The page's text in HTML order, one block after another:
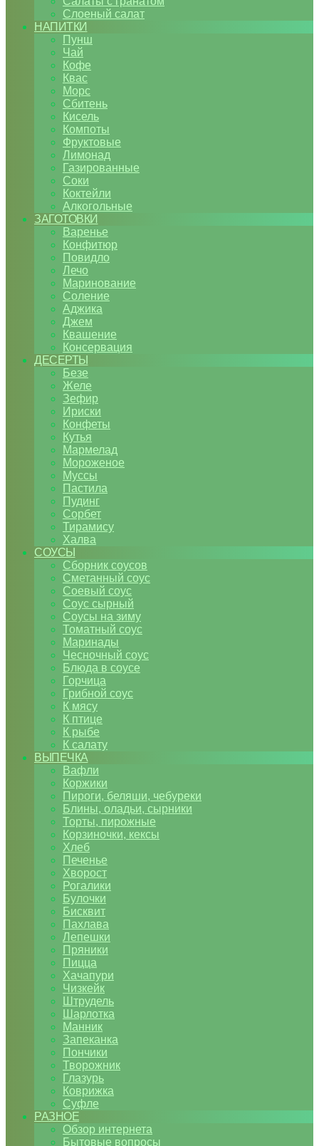
Слоеный салат
НАПИТКИ
Пунш
Чай
Кофе
Квас
Морс
Сбитень
Кисель
Компоты
Фруктовые
Лимонад
Газированные
Соки
Коктейли
Алкогольные
ЗАГОТОВКИ
Варенье
Конфитюр
Повидло
Лечо
Маринование
Соление
Аджика
Джем
Квашение
Консервация
ДЕСЕРТЫ
Безе
Желе
Зефир
Ириски
Конфеты
Кутья
Мармелад
Мороженое
Муссы
Пастила
Пудинг
Сорбет
Тирамису
Халва
СОУСЫ
Сборник соусов
Сметанный соус
Соевый соус
Соус сырный
Соусы на зиму
Томатный соус
Маринады
Чесночный соус
Блюда в соусе
Горчица
Грибной соус
К мясу
К птице
К рыбе
К салату
ВЫПЕЧКА
Вафли
Коржики
Пироги, беляши, чебуреки
Блины, оладьи, сырники
Торты, пирожные
Корзиночки, кексы
Хлеб
Печенье
Хворост
Рогалики
Булочки
Бисквит
Пахлава
Лепешки
Пряники
Пицца
Хачапури
Чизкейк
Штрудель
Шарлотка
Манник
Запеканка
Пончики
Творожник
Глазурь
Коврижка
Суфле
РАЗНОЕ
Обзор интернета
Бытовые вопросы